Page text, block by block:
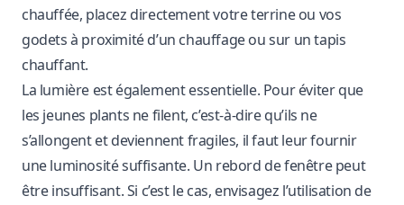
chauffée, placez directement votre terrine ou vos
godets à proximité d’un chauffage ou sur untapis
chauffant.
La lumière est également essentielle. Pour éviter que
les jeunes plants ne filent, c’est-à-dire qu’ils ne
s’allongent et deviennent fragiles, il faut leur fournir
une luminosité suffisante. Un rebord de fenêtre peut
être insuffisant. Si c’est le cas, envisagez l’utilisation de